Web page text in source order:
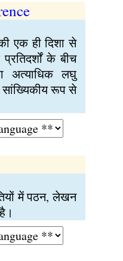
एक ही दिशा से
के बीच
अत्याधिक लघु
सांख्यिकीय रूप से
में पठन, लेखन